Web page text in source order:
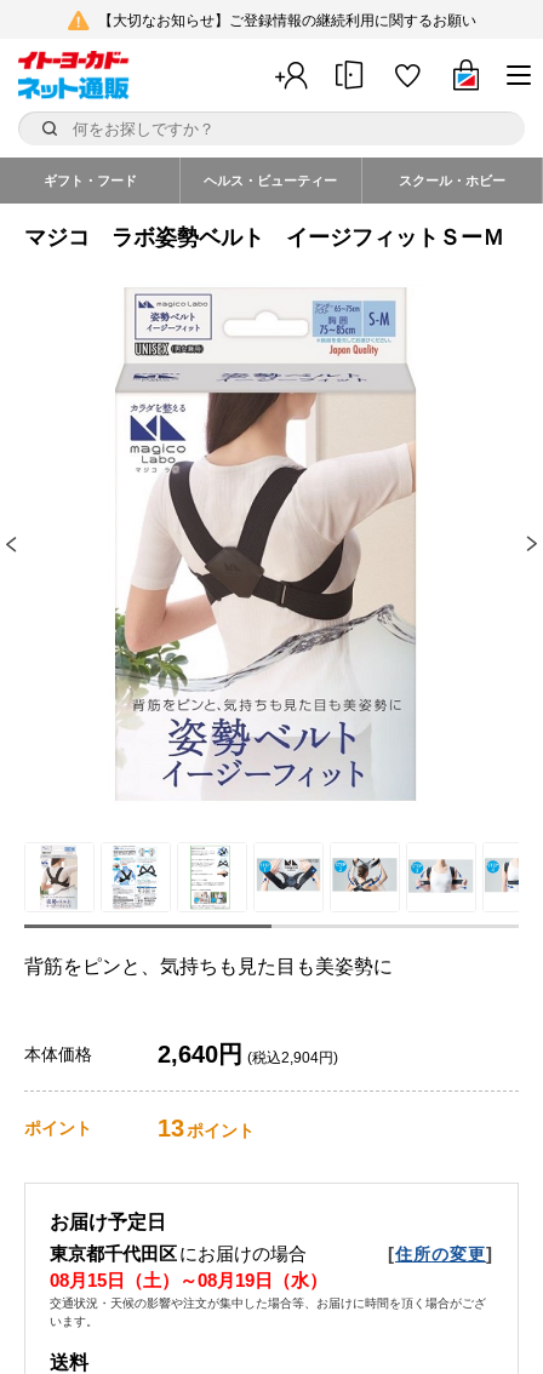
【大切なお知らせ】ご登録情報の継続利用に関するお願い
ギフト・フード ヘルス・ビューティー スクール・ホビー
マジコ ラボ姿勢ベルト イージフィットＳーＭ
背筋をピンと、気持ちも見た目も美姿勢に
本体価格 2,640円 (税込2,904円)
ポイント 13ポイント
お届け予定日
東京都千代田区にお届けの場合 [住所の変更]
08月15日（土）～08月19日（水）
交通状況・天候の影響や注文が集中した場合等、お届けに時間を頂く場合がござ
います。
送料